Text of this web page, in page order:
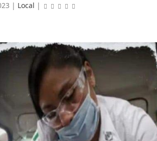
| Local |